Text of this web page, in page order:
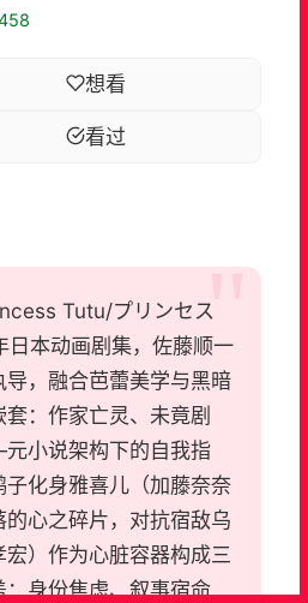
想看
看过
Tutu/プリンセス
本动画剧集，佐藤顺一
，融合芭蕾美学与黑暗
：作家亡灵、未竟剧
小说架构下的自我指
化身雅喜儿（加藤奈奈
心之碎片，对抗宿敌乌
）作为心脏容器构成三
身份焦虑、叙事宿命